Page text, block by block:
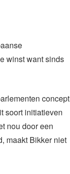
winst want sinds
concept
soort initiatieven
nou door een
maakt Bikker niet